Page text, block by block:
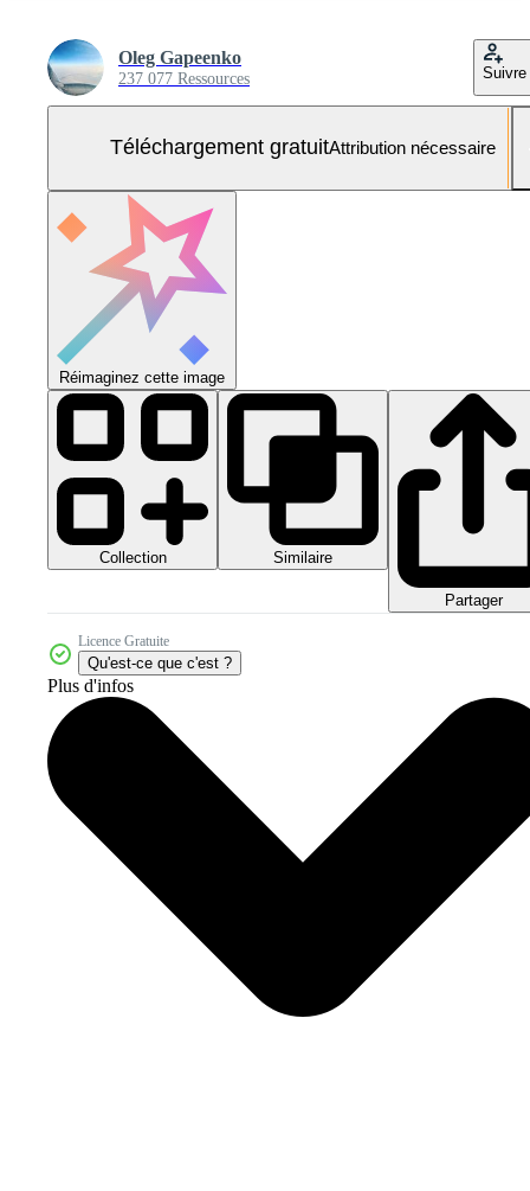
Oleg Gapeenko
237 077 Ressources Suivre
Téléchargement gratuitAttribution nécessaire
Réimaginez cette image
Collection Similaire
Partager
Licence Gratuite
Qu'est-ce que c'est ?
Plus d'infos